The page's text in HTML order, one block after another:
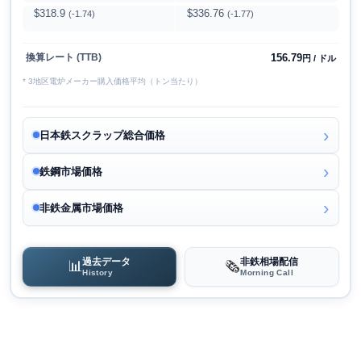
$318.9 (-1.74) $336.76 (-1.77)
換算レート (TTB) 156.79円 / ドル
* 3地区電炉メーカー購入価格平均（トン当たり）
日本鉄スクラップ総合価格
鉄鋼市場価格
非鉄金属市場価格
📊過去データ
History 🗞️非鉄相場配信
Morning Call